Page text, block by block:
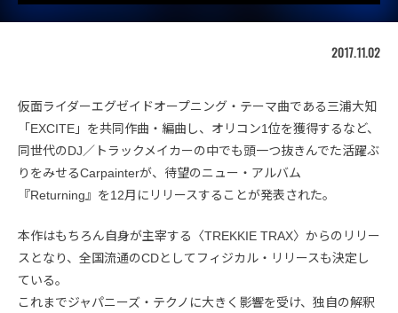
2017.11.02
仮面ライダーエグゼイドオープニング・テーマ曲である三浦大知
「EXCITE」を共同作曲・編曲し、オリコン1位を獲得するなど、
同世代のDJ／トラックメイカーの中でも頭一つ抜きんでた活躍ぶ
りをみせるCarpainterが、待望のニュー・アルバム
『Returning』を12月にリリースすることが発表された。
本作はもちろん自身が主宰する〈TREKKIE TRAX〉からのリリー
スとなり、全国流通のCDとしてフィジカル・リリースも決定し
ている。
これまでジャパニーズ・テクノに大きく影響を受け、独自の解釈